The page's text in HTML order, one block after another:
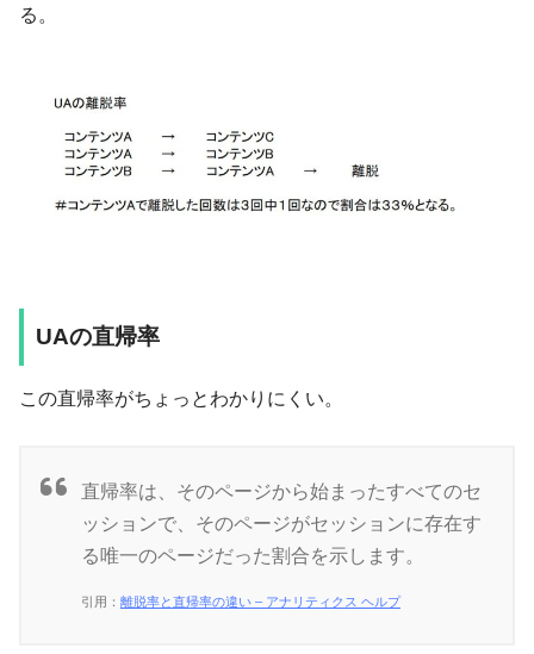
る。
UAの直帰率
この直帰率がちょっとわかりにくい。
直帰率は、そのページから始まったすべてのセ
ッションで、そのページがセッションに存在す
る唯一のページだった割合を示します。
引用： 離脱率と直帰率の違い – アナリティクス ヘルプ